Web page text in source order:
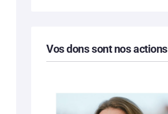
Vos dons sont nos actions